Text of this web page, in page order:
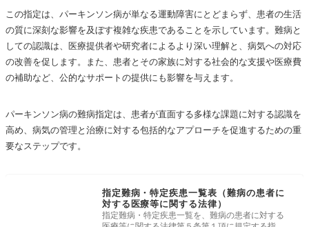
この指定は、パーキンソン病が単なる運動障害にとどまらず、患者の生活
の質に深刻な影響を及ぼす複雑な疾患であることを示しています。難病と
しての認識は、医療提供者や研究者によるより深い理解と、病気への対応
の改善を促します。また、患者とその家族に対する社会的な支援や医療費
の補助など、公的なサポートの提供にも影響を与えます。
パーキンソン病の難病指定は、患者が直面する多様な課題に対する認識を
高め、病気の管理と治療に対する包括的なアプローチを促進するための重
要なステップです。
指定難病・特定疾患一覧表（難病の患者に
対する医療等に関する法律）
指定難病・特定疾患一覧を、難病の患者に対する